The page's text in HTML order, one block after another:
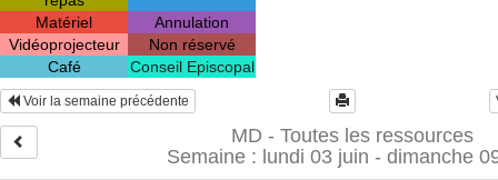
Matériel
Annulation
Vidéoprojecteur
Non réservé
Café
Conseil Episcopal
Voir la semaine précédente
MD - Toutes les ressources
Semaine : lundi 03 juin - dimanche